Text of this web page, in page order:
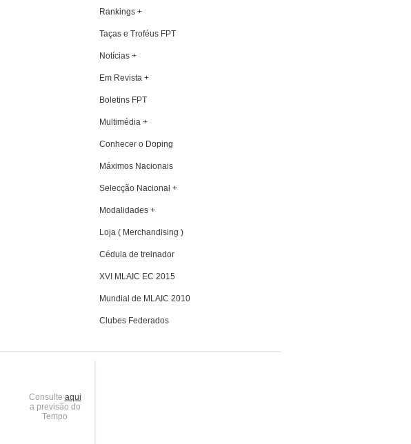
Rankings +
Taças e Troféus FPT
Notícias +
Em Revista +
Boletins FPT
Multimédia +
Conhecer o Doping
Máximos Nacionais
Selecção Nacional +
Modalidades +
Loja ( Merchandising )
Cédula de treinador
XVI MLAIC EC 2015
Mundial de MLAIC 2010
Clubes Federados
Consulte aqui
a previsão do
Tempo